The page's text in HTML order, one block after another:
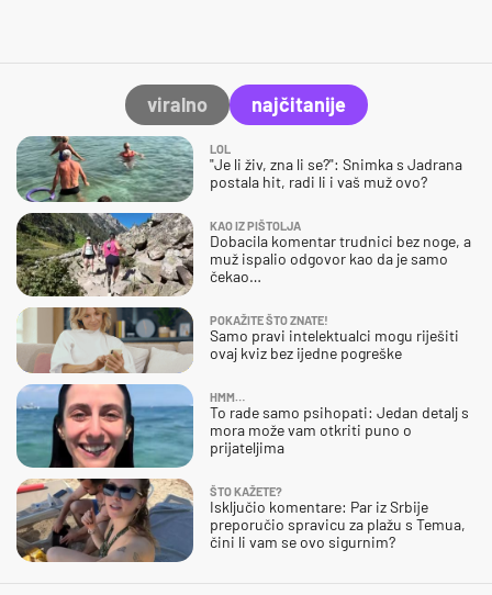
viralno najčitanije
LOL
"Je li živ, zna li se?": Snimka s Jadrana
postala hit, radi li i vaš muž ovo?
KAO IZ PIŠTOLJA
Dobacila komentar trudnici bez noge, a
muž ispalio odgovor kao da je samo
čekao…
POKAŽITE ŠTO ZNATE!
Samo pravi intelektualci mogu riješiti
ovaj kviz bez ijedne pogreške
HMM…
To rade samo psihopati: Jedan detalj s
mora može vam otkriti puno o
prijateljima
ŠTO KAŽETE?
Isključio komentare: Par iz Srbije
preporučio spravicu za plažu s Temua,
čini li vam se ovo sigurnim?